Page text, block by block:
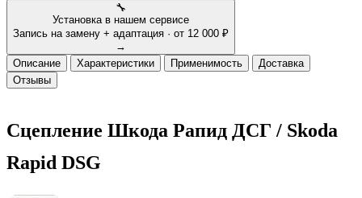
🔧
Установка в нашем сервисе
Запись на замену + адаптация · от 12 000 ₽
→
Описание
Характеристики Применимость
Доставка
Отзывы
Сцепление Шкода Рапид ДСГ / Skoda
Rapid DSG